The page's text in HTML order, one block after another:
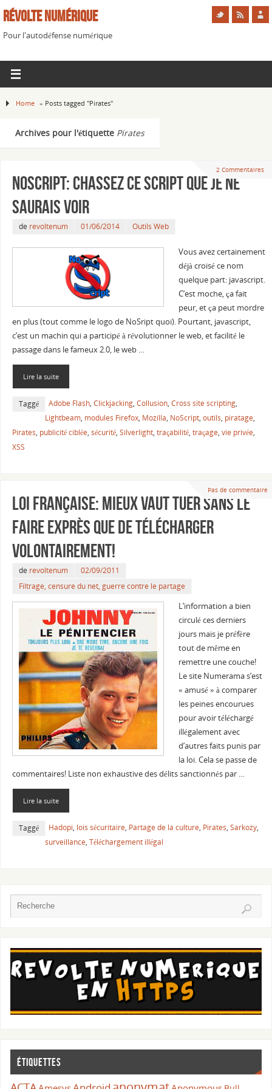
Révolte Numérique
Pour l'autodéfense numérique
Home » Posts tagged "Pirates"
Archives pour l'étiquette Pirates
2 Commentaires
NoScript: chassez ce script que je ne
saurais voir
de revoltenum 01/06/2014 Outils Web
Vous avez certainement
déjà croisé ce nom
quelque part: javascript.
C’est moche, ça fait
peur, et ça peut mordre
en plus (tout comme le logo de NoSript quoi). Pourtant, javascript,
c’est un machin qui a participé à révolutionner le web, et facilité le
passage dans le fameux 2.0, le web …
Lire la suite
Taggé Adobe Flash, Clickjacking, Collusion, Cross site scripting,
Lightbeam, modules Firefox, Mozilla, NoScript, outils, piratage,
Pirates, publicité ciblée, sécurité, Silverlight, traçabilité, traçage, vie privée,
XSS
Pas de commentaire
Loi française: Mieux vaut tuer sans le
faire exprès que de télécharger
volontairement!
de revoltenum
02/09/2011
Filtrage, censure du net, guerre contre le partage
L’information a bien
circulé ces derniers
jours mais je préfère
tout de même en
remettre une couche!
Le site Numerama s’est
« amusé » à comparer
les peines encourues
pour avoir téléchargé
illégalement avec
d’autres faits punis par
la loi. Cela se passe de
commentaires! Liste non exhaustive des délits sanctionnés par …
Lire la suite
Taggé Hadopi, lois sécuritaire, Partage de la culture, Pirates, Sarkozy,
surveillance, Téléchargement illégal
Étiquettes